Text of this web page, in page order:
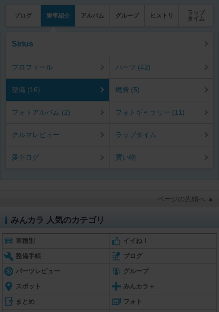
ブログ 愛車紹介 アルバム グループ ヒストリ
ラップ
タイム
Sirius
プロフィール パーツ (42)
整備 (16) 燃費 (5)
フォトアルバム (2) フォトギャラリー (11)
クルマレビュー ラップタイム
愛車ログ 買い物
ページの先頭へ ▲
みんカラ 人気のカテゴリ
車種別 イイね！
整備手帳 ブログ
パーツレビュー グループ
スポット みんカラ＋
まとめ フォト